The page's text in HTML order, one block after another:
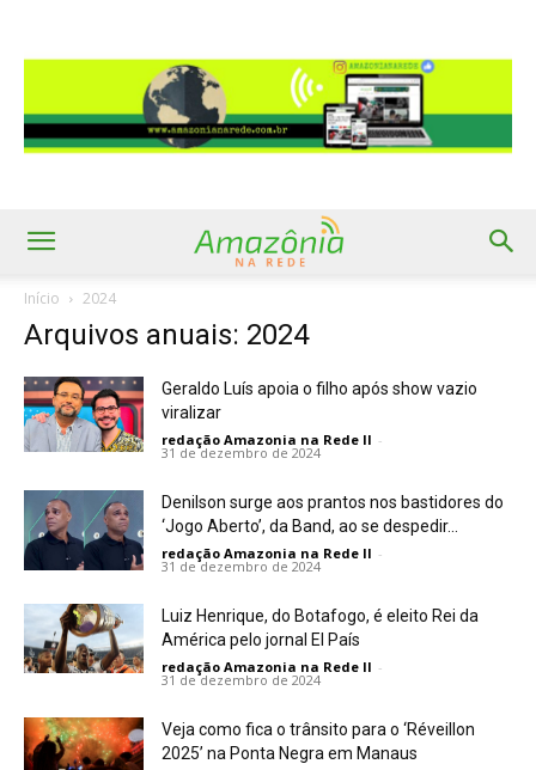
Início 2024
Arquivos anuais: 2024
Geraldo Luís apoia o filho após show vazio
viralizar
redação Amazonia na Rede II -
31 de dezembro de 2024
Denilson surge aos prantos nos bastidores do
‘Jogo Aberto’, da Band, ao se despedir...
redação Amazonia na Rede II -
31 de dezembro de 2024
Luiz Henrique, do Botafogo, é eleito Rei da
América pelo jornal El País
redação Amazonia na Rede II -
31 de dezembro de 2024
Veja como fica o trânsito para o ‘Réveillon
2025’ na Ponta Negra em Manaus